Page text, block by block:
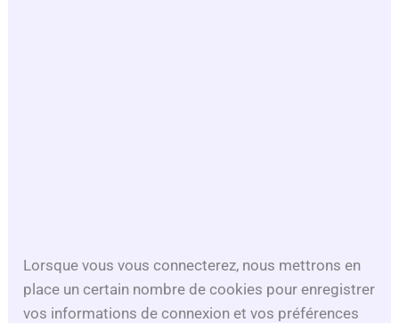
Lorsque vous vous connecterez, nous mettrons en
place un certain nombre de cookies pour enregistrer
vos informations de connexion et vos préférences